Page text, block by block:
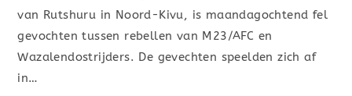
van Rutshuru in Noord-Kivu, is maandagochtend fel
gevochten tussen rebellen van M23/AFC en
Wazalendostrijders. De gevechten speelden zich af
in…